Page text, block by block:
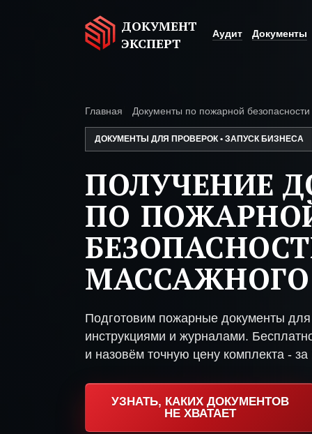
ДОКУМЕНТ
ЭКСПЕРТ
Аудит Документы
Главная Документы по пожарной безопасности
ДОКУМЕНТЫ ДЛЯ ПРОВЕРОК • ЗАПУСК БИЗНЕСА
ПОЛУЧЕНИЕ
ПО
Подготовим пожарные документы
инструкциями и журналами.
и назовём точную цену комплекта - за
УЗНАТЬ, КАКИХ ДОКУМЕНТОВ
НЕ ХВАТАЕТ